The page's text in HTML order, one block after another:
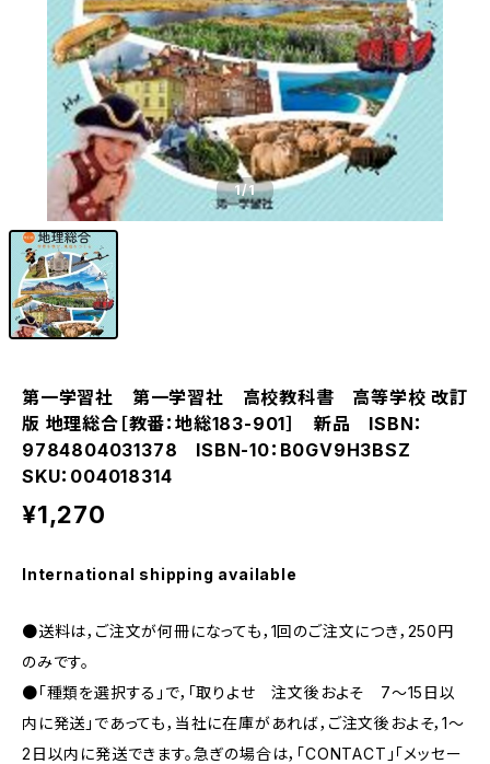
1/1
第一学習社 第一学習社 高校教科書 高等学校 改訂
版 地理総合［教番：地総183-901］ 新品 ISBN：
9784804031378 ISBN-10：B0GV9H3BSZ
SKU：004018314
¥1,270
International shipping available
●送料は，ご注文が何冊になっても，1回のご注文につき，250円
のみです。
●「種類を選択する」で，「取りよせ 注文後およそ 7〜15日以
内に発送」であっても，当社に在庫があれば，ご注文後およそ，1〜
2日以内に発送できます。急ぎの場合は，「CONTACT」「メッセー